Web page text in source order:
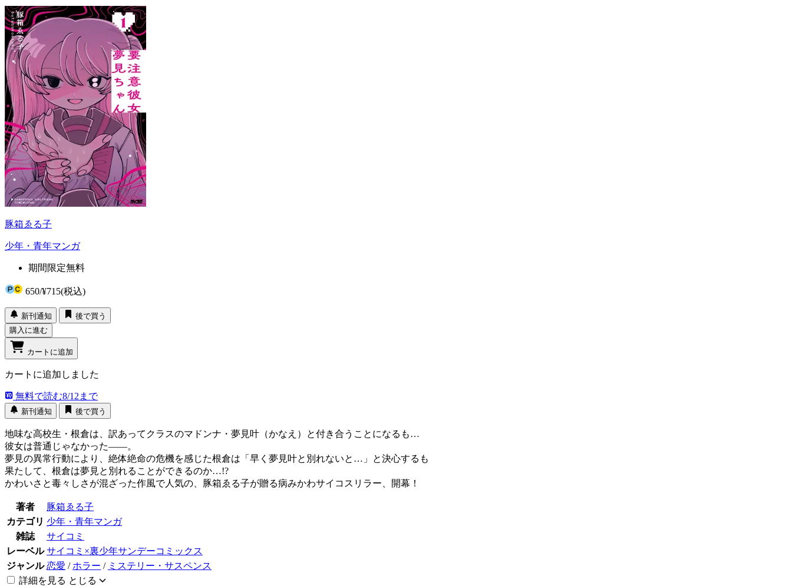
豚箱ゑる子
少年・青年マンガ
期間限定無料
650/¥715(税込)
新刊通知
後で買う
購入に進む
カートに追加
カートに追加しました
無料で読む8/12まで
新刊通知 後で買う
地味な高校生・根倉は、訳あってクラスのマドンナ・夢見叶（かなえ）と付き合うことになるも…
彼女は普通じゃなかった――。
夢見の異常行動により、絶体絶命の危機を感じた根倉は「早く夢見叶と別れないと…」と決心するも
果たして、根倉は夢見と別れることができるのか…!?
かわいさと毒々しさが混ざった作風で人気の、豚箱ゑる子が贈る病みかわサイコスリラー、開幕！
著者
豚箱ゑる子
カテゴリ 少年・青年マンガ
雑誌
サイコミ
レーベル サイコミ×裏少年サンデーコミックス
ジャンル 恋愛 / ホラー / ミステリー・サスペンス
詳細を見る とじる